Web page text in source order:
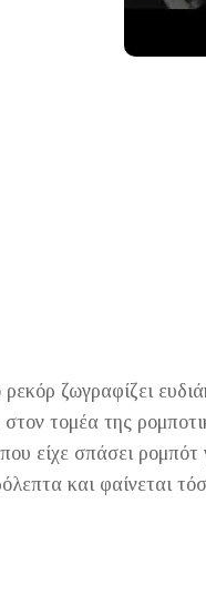
ζωγραφίζει
στον τομέα της
είχε σπάσει
και φαίνεται